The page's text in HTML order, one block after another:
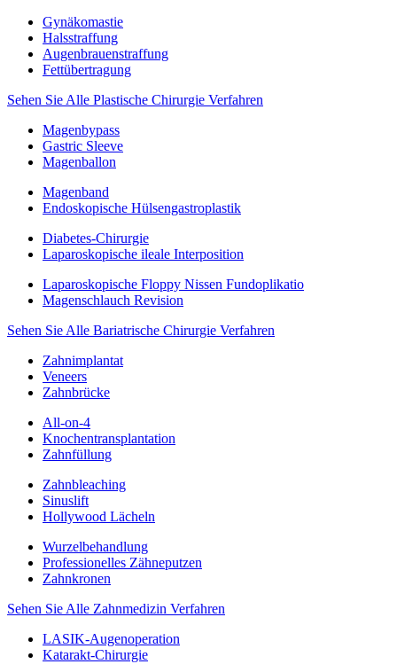
Gynäkomastie
Halsstraffung
Augenbrauenstraffung
Fettübertragung
Sehen Sie Alle Plastische Chirurgie Verfahren
Magenbypass
Gastric Sleeve
Magenballon
Magenband
Endoskopische Hülsengastroplastik
Diabetes-Chirurgie
Laparoskopische ileale Interposition
Laparoskopische Floppy Nissen Fundoplikatio
Magenschlauch Revision
Sehen Sie Alle Bariatrische Chirurgie Verfahren
Zahnimplantat
Veneers
Zahnbrücke
All-on-4
Knochentransplantation
Zahnfüllung
Zahnbleaching
Sinuslift
Hollywood Lächeln
Wurzelbehandlung
Professionelles Zähneputzen
Zahnkronen
Sehen Sie Alle Zahnmedizin Verfahren
LASIK-Augenoperation
Katarakt-Chirurgie